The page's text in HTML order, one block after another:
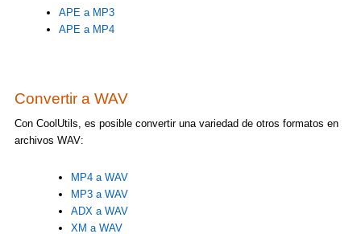
APE a MP3
APE a MP4
Convertir a WAV
Con CoolUtils, es posible convertir una variedad de otros formatos en
archivos WAV:
MP4 a WAV
MP3 a WAV
ADX a WAV
XM a WAV